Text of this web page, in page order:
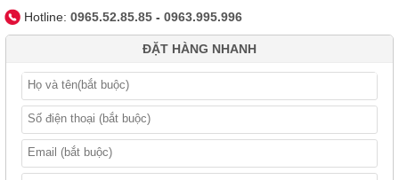
Hotline: 0965.52.85.85 - 0963.995.996
ĐẶT HÀNG NHANH